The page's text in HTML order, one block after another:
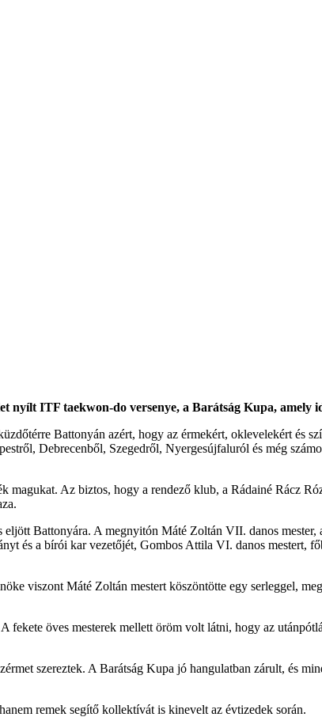
ITF taekwon-do versenye, a Barátság Kupa, amely
Battonyán azért, hogy az érmekért, oklevelekért és
Debrecenből, Szegedről, Nyergesújfaluról és még
Az biztos, hogy a rendező klub, a Rádainé Rácz
Battonyára. A megnyitón Máté Zoltán VII. danos
és a bírói kar vezetőjét, Gombos Attila VI. danos mestert,
viszont Máté Zoltán mestert köszöntötte egy serleggel,
fekete öves mesterek mellett öröm volt látni, hogy az
szereztek. A Barátság Kupa jó hangulatban zárult, és
remek segítő kollektívát is kinevelt az évtizedek során.